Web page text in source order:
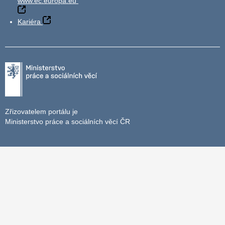
Kariéra
Zřizovatelem portálu je
Ministerstvo práce a sociálních věcí ČR